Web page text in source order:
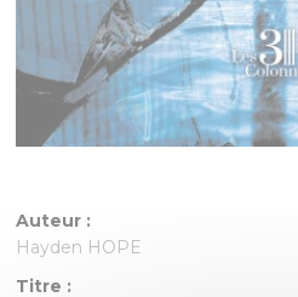
Auteur :
Hayden HOPE
Titre :